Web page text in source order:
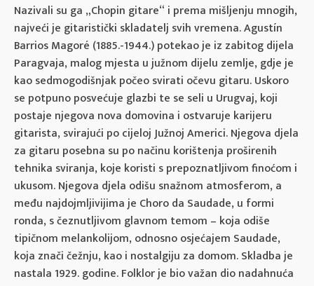
Nazivali su ga „Chopin gitare“ i prema mišljenju mnogih,
najveći je gitaristički skladatelj svih vremena. Agustín
Barrios Magoré (1885.-1944.) potekao je iz zabitog dijela
Paragvaja, malog mjesta u južnom dijelu zemlje, gdje je
kao sedmogodišnjak počeo svirati očevu gitaru. Uskoro
se potpuno posvećuje glazbi te se seli u Urugvaj, koji
postaje njegova nova domovina i ostvaruje karijeru
gitarista, svirajući po cijeloj Južnoj Americi. Njegova djela
za gitaru posebna su po načinu korištenja proširenih
tehnika sviranja, koje koristi s prepoznatljivom finoćom i
ukusom. Njegova djela odišu snažnom atmosferom, a
među najdojmljivijima je Choro da Saudade, u formi
ronda, s čeznutljivom glavnom temom – koja odiše
tipičnom melankolijom, odnosno osjećajem Saudade,
koja znači čežnju, kao i nostalgiju za domom. Skladba je
nastala 1929. godine. Folklor je bio važan dio nadahnuća